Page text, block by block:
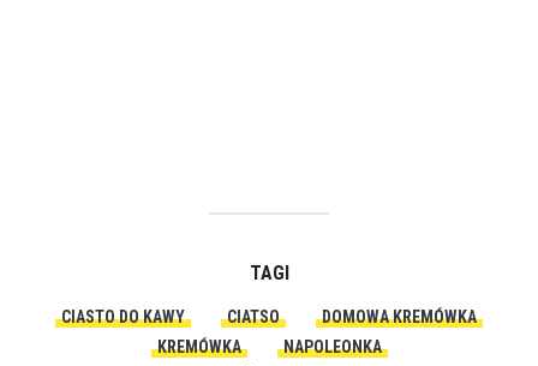
TAGI
CIASTO DO KAWY CIATSO
DOMOWA KREMÓWKA
KREMÓWKA
NAPOLEONKA